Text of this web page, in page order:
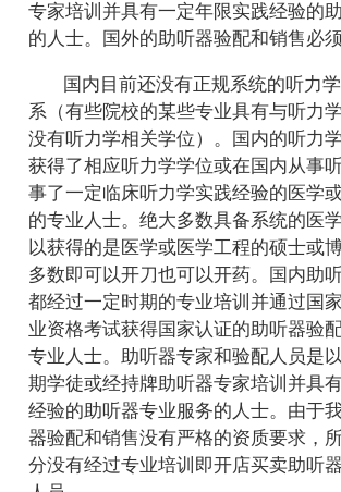
专家培训并具有一定年限实践经验的
的人士。国外的助听器验配和销售必须
国内目前还没有正规系统的听力
系（有些院校的某些专业具有与听力
没有听力学相关学位）。国内的听力
获得了相应听力学学位或在国内从事
事了一定临床听力学实践经验的医学
的专业人士。绝大多数具备系统的医
以获得的是医学或医学工程的硕士或
多数即可以开刀也可以开药。国内助
都经过一定时期的专业培训并通过国
业资格考试获得国家认证的助听器验
专业人士。助听器专家和验配人员是
期学徒或经持牌助听器专家培训并具
经验的助听器专业服务的人士。由于
器验配和销售没有严格的资质要求，
分没有经过专业培训即开店买卖助听